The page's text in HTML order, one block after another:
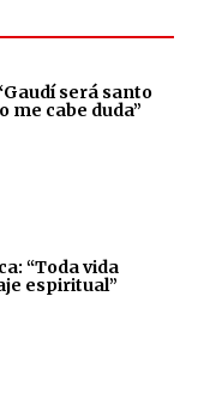
será santo
me cabe duda”
“Toda vida
espiritual”